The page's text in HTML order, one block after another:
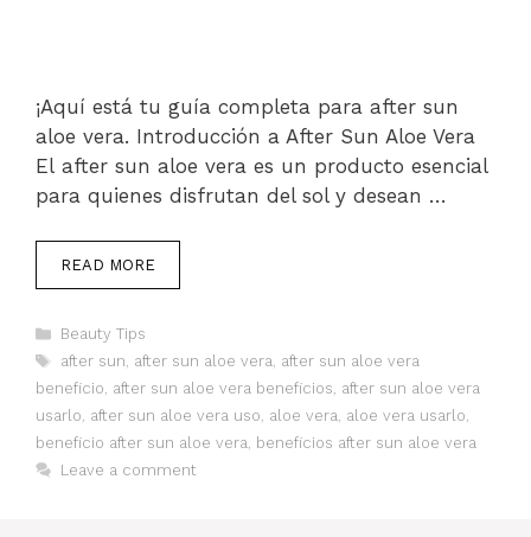
¡Aquí está tu guía completa para after sun
aloe vera. Introducción a After Sun Aloe Vera
El after sun aloe vera es un producto esencial
para quienes disfrutan del sol y desean …
READ MORE
Categories
Beauty Tips
Tags
after sun, after sun aloe vera, after sun aloe vera
beneficio, after sun aloe vera beneficios, after sun aloe vera
usarlo, after sun aloe vera uso, aloe vera, aloe vera usarlo,
beneficio after sun aloe vera, beneficios after sun aloe vera
Leave a comment